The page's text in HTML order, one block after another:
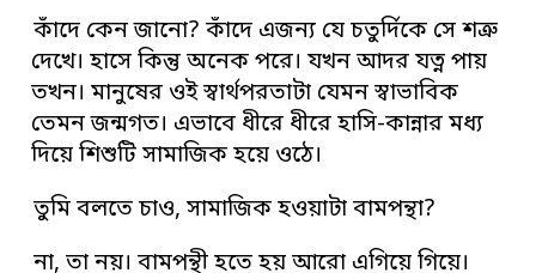
কাঁদে কেন জানো? কাঁদে এজন্য যে চতুর্দিকে সে শত্রু
দেখে। হাসে কিন্তু অনেক পরে। যখন আদর যত্ন পায়
তখন। মানুষের ওই স্বার্থপরতাটা যেমন স্বাভাবিক
তেমন জন্মগত। এভাবে ধীরে ধীরে হাসি-কান্নার মধ্য
দিয়ে শিশুটি সামাজিক হয়ে ওঠে।
তুমি বলতে চাও, সামাজিক হওয়াটা বামপন্থা?
না, তা নয়। বামপন্থী হতে হয় আরো এগিয়ে গিয়ে।